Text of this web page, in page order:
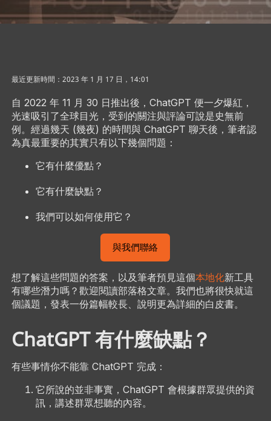
最近更新時間：2023 年 1 月 17 日，14:01
自 2022 年 11 月 30 日推出後，ChatGPT 便一夕爆紅，
光速吸引了全球目光，受到的關注與評論可說是史無前
例。經過幾天 (幾夜) 的時間與 ChatGPT 聊天後，筆者認
為真最重要的其實只有以下幾個問題：
它有什麼優點？
它有什麼缺點？
我們可以如何使用它？
與我們聯絡
想了解這些問題的答案，以及筆者預見這個本地化新工具
有哪些潛力嗎？歡迎閱讀部落格文章。我們也將很快就這
個議題，發表一份篇幅較長、說明更為詳細的白皮書。
ChatGPT 有什麼缺點？
有些事情你不能靠 ChatGPT 完成：
它所說的並非事實，ChatGPT 會根據群眾提供的資
訊，講述群眾想聽的內容。